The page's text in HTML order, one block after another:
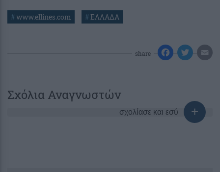
#www.ellines.com #ΕΛΛΑΔΑ
share
Σχόλια Αναγνωστών
σχολίασε και εσύ